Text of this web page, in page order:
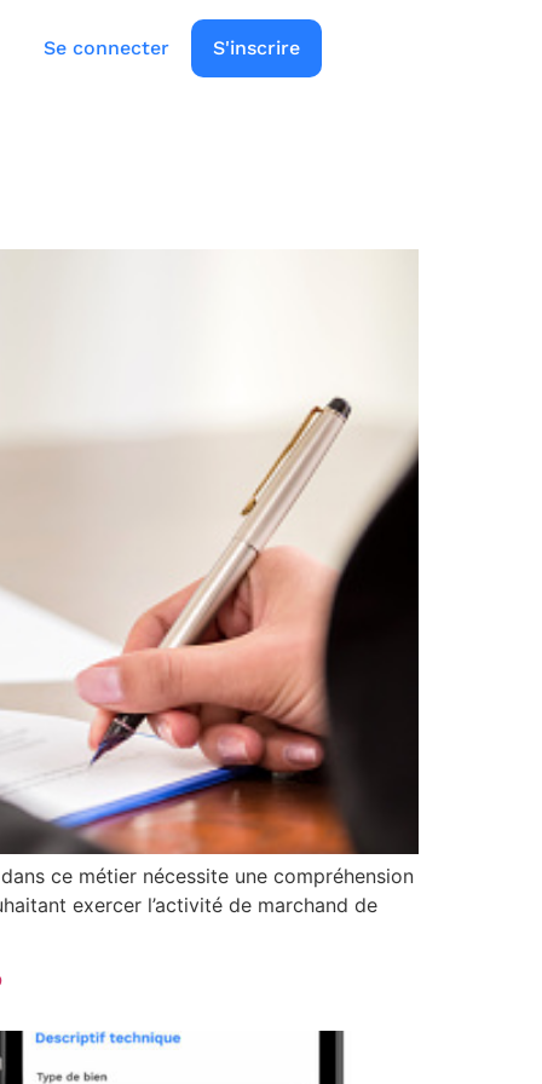
Se connecter S'inscrire
ce métier nécessite une compréhension
exercer l’activité de marchand de